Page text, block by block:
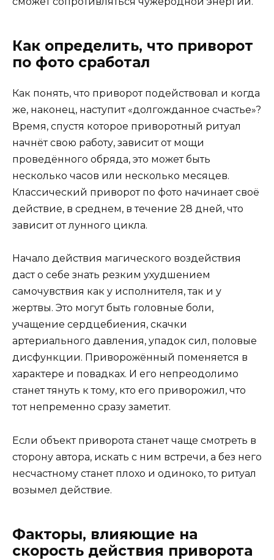
Как определить, что приворот
по фото сработал
Как понять, что приворот подействовал и когда
же, наконец, наступит «долгожданное счастье»?
Время, спустя которое приворотный ритуал
начнёт свою работу, зависит от мощи
проведённого обряда, это может быть
несколько часов или несколько месяцев.
Классический приворот по фото начинает своё
действие, в среднем, в течение 28 дней, что
зависит от лунного цикла.
Начало действия магического воздействия
даст о себе знать резким ухудшением
самочувствия как у исполнителя, так и у
жертвы. Это могут быть головные боли,
учащение сердцебиения, скачки
артериального давления, упадок сил, половые
дисфункции. Приворожённый поменяется в
характере и повадках. И его непреодолимо
станет тянуть к тому, кто его приворожил, что
тот непременно сразу заметит.
Если объект приворота станет чаще смотреть в
сторону автора, искать с ним встречи, а без него
несчастному станет плохо и одиноко, то ритуал
возымел действие.
Факторы, влияющие на
скорость действия приворота